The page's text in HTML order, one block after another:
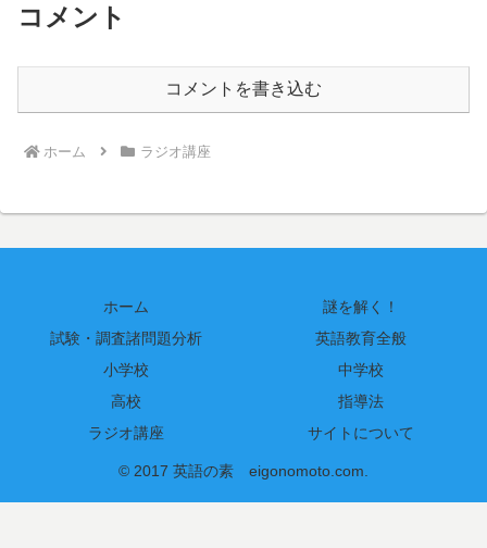
コメント
コメントを書き込む
ホーム ラジオ講座
ホーム
謎を解く！
試験・調査諸問題分析
英語教育全般
小学校
中学校
高校
指導法
ラジオ講座
サイトについて
© 2017 英語の素 eigonomoto.com.